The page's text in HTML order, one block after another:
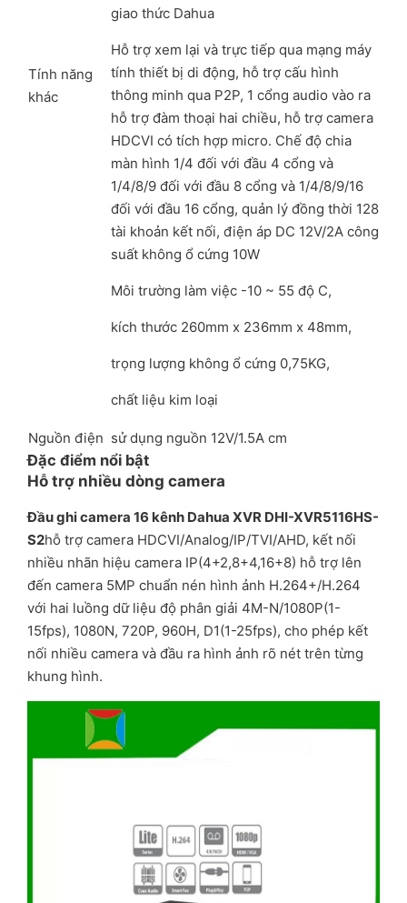
Tính năng
khác
giao thức Dahua
Hỗ trợ xem lại và trực tiếp qua mạng máy
tính thiết bị di động, hỗ trợ cấu hình
thông minh qua P2P, 1 cổng audio vào ra
hỗ trợ đàm thoại hai chiều, hỗ trợ camera
HDCVI có tích hợp micro. Chế độ chia
màn hình 1/4 đối với đầu 4 cổng và
1/4/8/9 đối với đầu 8 cổng và 1/4/8/9/16
đối với đầu 16 cổng, quản lý đồng thời 128
tài khoản kết nối, điện áp DC 12V/2A công
suất không ổ cứng 10W
Môi trường làm việc -10 ~ 55 độ C,
kích thước 260mm x 236mm x 48mm,
trọng lượng không ổ cứng 0,75KG,
chất liệu kim loại
Nguồn điện sử dụng nguồn 12V/1.5A cm
Đặc điểm nổi bật
Hỗ trợ nhiều dòng camera
Đầu ghi camera 16 kênh Dahua XVR DHI-XVR5116HS-
S2hỗ trợ camera HDCVI/Analog/IP/TVI/AHD, kết nối
nhiều nhãn hiệu camera IP(4+2,8+4,16+8) hỗ trợ lên
đến camera 5MP chuẩn nén hình ảnh H.264+/H.264
với hai luồng dữ liệu độ phân giải 4M-N/1080P(1-
15fps), 1080N, 720P, 960H, D1(1-25fps), cho phép kết
nối nhiều camera và đầu ra hình ảnh rõ nét trên từng
khung hình.